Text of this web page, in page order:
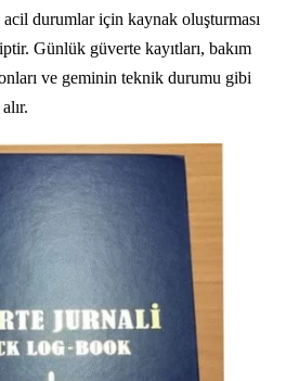
durumlar için kaynak oluşturması
Günlük güverte kayıtları, bakım
ve geminin teknik durumu gibi